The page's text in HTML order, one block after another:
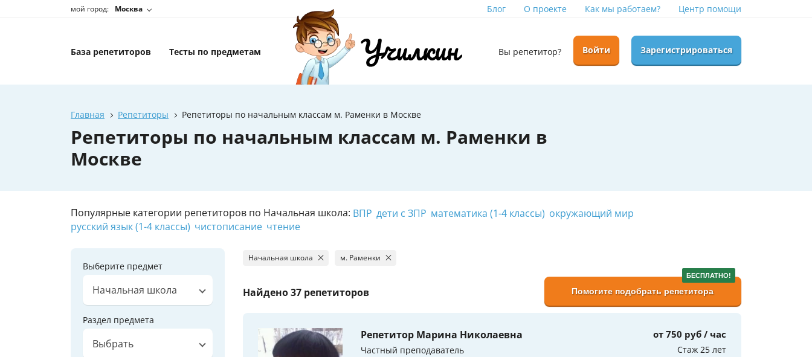
мой город: Москва Блог О проекте Как мы работаем? Центр помощи
База репетиторов Тесты по предметам Вы репетитор? Войти Зарегистрироваться
Главная Репетиторы Репетиторы по начальным классам м. Раменки в Москве
Репетиторы по начальным классам м. Раменки в
Москве
Популярные категории репетиторов по Начальная школа: ВПР дети с ЗПР математика (1-4 классы) окружающий мир
русский язык (1-4 классы) чистописание чтение
Выберите предмет
Начальная школа
Раздел предмета
Выбрать
Начальная школа м. Раменки
Найдено37 репетиторов
БЕСПЛАТНО!
Помогите подобрать репетитора
Репетитор Марина Николаевна
Частный преподаватель
от 750 руб / час
Стаж 25 лет